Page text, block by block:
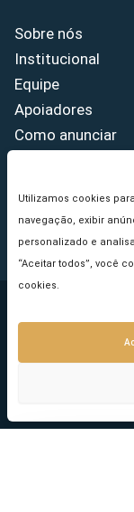
Utilizamos cookies
navegação, exibir
personalizado e
“Aceitar todos”, você
cookies.
Sobre nós
Institucional
Equipe
Apoiadores
Como anunciar
Princípios
Copyright ©